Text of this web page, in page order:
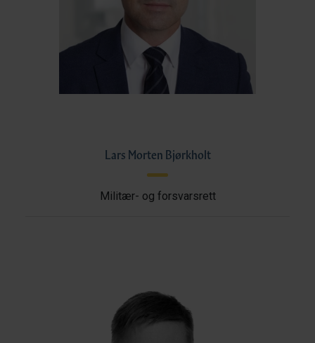
Lars Morten Bjørkholt
Militær- og forsvarsrett